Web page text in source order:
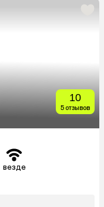
10
5 отзывов
везде